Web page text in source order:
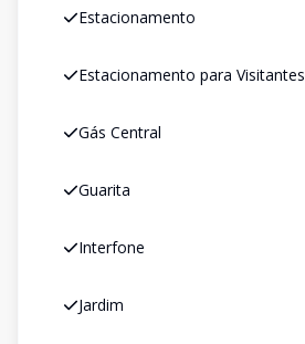
Estacionamento
Estacionamento para Visitantes
Gás Central
Guarita
Interfone
Jardim